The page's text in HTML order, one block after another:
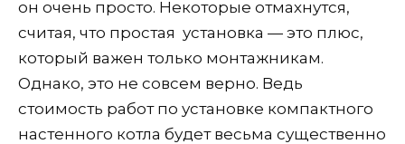
он очень просто. Некоторые отмахнутся,
считая, что простая установка — это плюс,
который важен только монтажникам.
Однако, это не совсем верно. Ведь
стоимость работ по установке компактного
настенного котла будет весьма существенно